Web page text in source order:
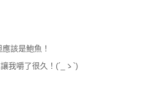
該是鮑魚！
我嚼了很久！(´_ゝ`)